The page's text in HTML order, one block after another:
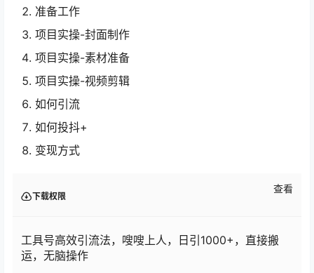
准备工作
项目实操-封面制作
项目实操-素材准备
项目实操-视频剪辑
如何引流
如何投抖+
变现方式
下载权限
查看
工具号高效引流法，嗖嗖上人，日引1000+，直接搬
运，无脑操作